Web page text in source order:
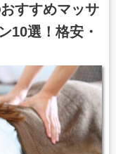
すすめマッサ
10選！格安・